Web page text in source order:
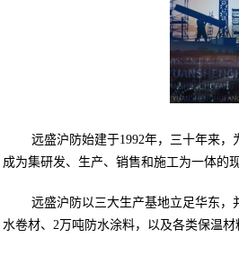
远盛沪防始建于1992年，三十年来
成为集研发、生产、销售和施工为一体的
远盛沪防以三大生产基地立足华东，
水卷材、2万吨防水涂料，以及各类保温